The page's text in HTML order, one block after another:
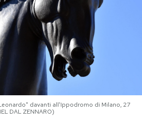
davanti all'Ippodromo di Milano, 27
DAL ZENNARO)